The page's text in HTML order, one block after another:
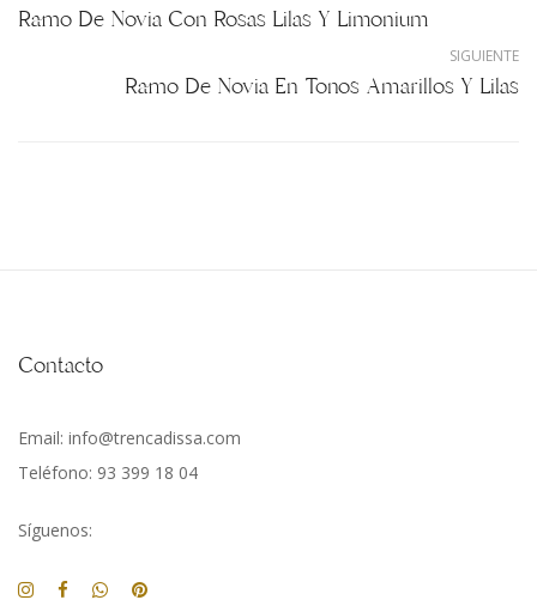
Ramo De Novia Con Rosas Lilas Y Limonium
SIGUIENTE
Ramo De Novia En Tonos Amarillos Y Lilas
Contacto
Email: info@trencadissa.com
Teléfono: 93 399 18 04
Síguenos: